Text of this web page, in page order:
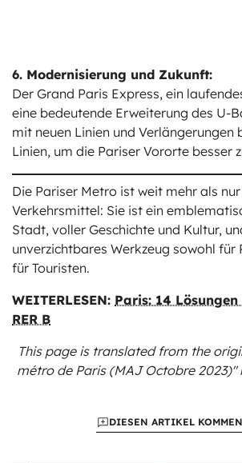
6. Modernisierung und Zukunft:
Der Grand Paris Express, ein
eine bedeutende Erweiterung des U-
mit neuen Linien und Verlängerungen
Linien, um die Pariser Vororte besser
Die Pariser Metro ist weit mehr als nur
Verkehrsmittel: Sie ist ein
Stadt, voller Geschichte und Kultur,
unverzichtbares Werkzeug sowohl für
für Touristen.
WEITERLESEN: Paris: 14
RER B
This page is translated from the
métro de Paris (MAJ Octobre 2023)"
DIESEN ARTIKEL